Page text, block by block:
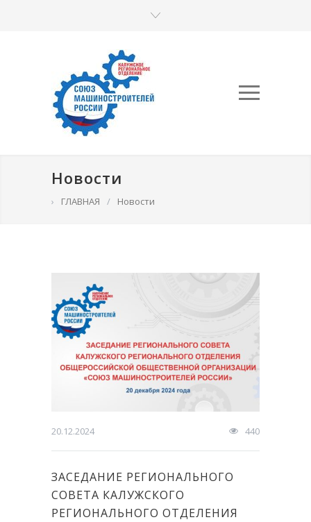
Новости
› ГЛАВНАЯ / Новости
20.12.2024 440
ЗАСЕДАНИЕ РЕГИОНАЛЬНОГО
СОВЕТА КАЛУЖСКОГО
РЕГИОНАЛЬНОГО ОТДЕЛЕНИЯ